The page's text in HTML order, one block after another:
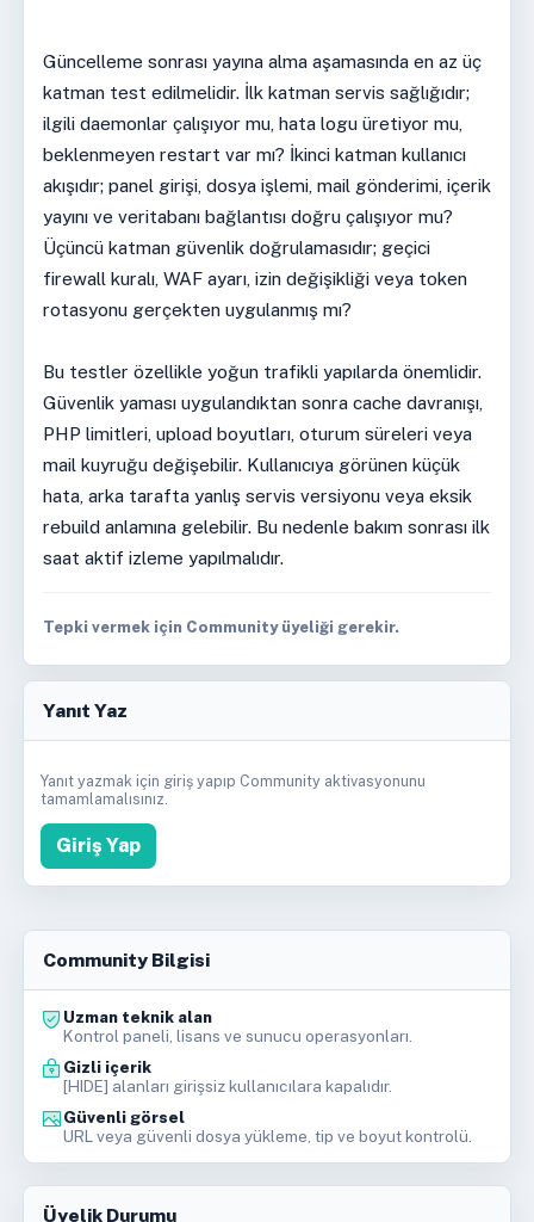
Güncelleme sonrası yayına alma aşamasında en az üç
katman test edilmelidir. İlk katman servis sağlığıdır;
ilgili daemonlar çalışıyor mu, hata logu üretiyor mu,
beklenmeyen restart var mı? İkinci katman kullanıcı
akışıdır; panel girişi, dosya işlemi, mail gönderimi, içerik
yayını ve veritabanı bağlantısı doğru çalışıyor mu?
Üçüncü katman güvenlik doğrulamasıdır; geçici
firewall kuralı, WAF ayarı, izin değişikliği veya token
rotasyonu gerçekten uygulanmış mı?
Bu testler özellikle yoğun trafikli yapılarda önemlidir.
Güvenlik yaması uygulandıktan sonra cache davranışı,
PHP limitleri, upload boyutları, oturum süreleri veya
mail kuyruğu değişebilir. Kullanıcıya görünen küçük
hata, arka tarafta yanlış servis versiyonu veya eksik
rebuild anlamına gelebilir. Bu nedenle bakım sonrası ilk
saat aktif izleme yapılmalıdır.
Tepki vermek için Community üyeliği gerekir.
Yanıt Yaz
Yanıt yazmak için giriş yapıp Community aktivasyonunu
tamamlamalısınız.
Giriş Yap
Community Bilgisi
Uzman teknik alan
Kontrol paneli, lisans ve sunucu operasyonları.
Gizli içerik
[HIDE] alanları girişsiz kullanıcılara kapalıdır.
Güvenli görsel
URL veya güvenli dosya yükleme, tip ve boyut kontrolü.
Üyelik Durumu